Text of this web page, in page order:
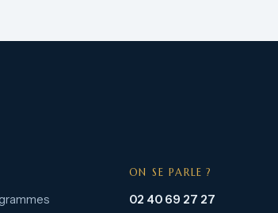
ON SE PARLE ?
02 40 69 27 27